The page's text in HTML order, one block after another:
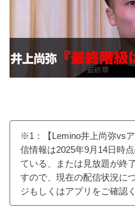
※1：【Lemino井上尚弥vs
信情報は2025年9月14日時
ている、または見放題が終
すので、現在の配信状況に
ジもしくはアプリをご確認